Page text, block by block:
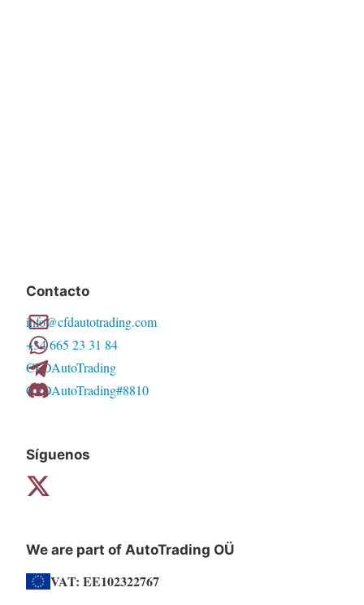
Contacto
info@cfdautotrading.com
+34 665 23 31 84
CFDAutoTrading
CFDAutoTrading#8810
Síguenos
We are part of AutoTrading OÜ
VAT: EE102322767